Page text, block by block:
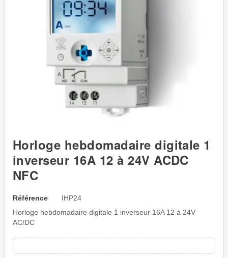
Horloge hebdomadaire digitale 1
inverseur 16A 12 à 24V ACDC
NFC
Référence
IHP24
Horloge hebdomadaire digitale 1 inverseur 16A 12 à 24V
AC/DC